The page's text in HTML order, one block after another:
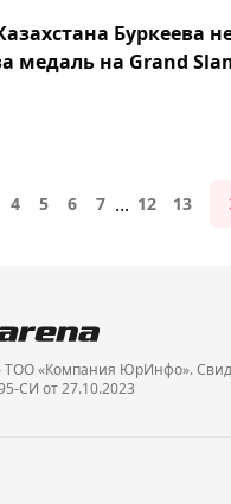
Буркеева
медаль на Grand
4 5 6 7 ... 12 13
«Компания ЮрИнфо».
СИ от 27.10.2023